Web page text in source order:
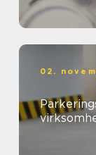
02.